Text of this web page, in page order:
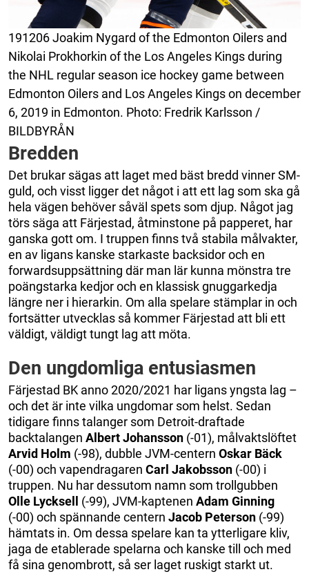
191206 Joakim Nygard of the Edmonton Oilers and
Nikolai Prokhorkin of the Los Angeles Kings during
the NHL regular season ice hockey game between
Edmonton Oilers and Los Angeles Kings on december
6, 2019 in Edmonton. Photo: Fredrik Karlsson /
BILDBYRÅN
Bredden
Det brukar sägas att laget med bäst bredd vinner SM-
guld, och visst ligger det något i att ett lag som ska gå
hela vägen behöver såväl spets som djup. Något jag
törs säga att Färjestad, åtminstone på papperet, har
ganska gott om. I truppen finns två stabila målvakter,
en av ligans kanske starkaste backsidor och en
forwardsuppsättning där man lär kunna mönstra tre
poängstarka kedjor och en klassisk gnuggarkedja
längre ner i hierarkin. Om alla spelare stämplar in och
fortsätter utvecklas så kommer Färjestad att bli ett
väldigt, väldigt tungt lag att möta.
Den ungdomliga entusiasmen
Färjestad BK anno 2020/2021 har ligans yngsta lag –
och det är inte vilka ungdomar som helst. Sedan
tidigare finns talanger som Detroit-draftade
backtalangen AlbertJohansson (-01), målvaktslöftet
Arvid Holm (-98), dubble JVM-centern Oskar Bäck
(-00) och vapendragaren Carl Jakobsson (-00) i
truppen. Nu har dessutom namn som trollgubben
Olle Lycksell (-99), JVM-kaptenen Adam Ginning
(-00) och spännande centern Jacob Peterson (-99)
hämtats in. Om dessa spelare kan ta ytterligare kliv,
jaga de etablerade spelarna och kanske till och med
få sina genombrott, så ser laget ruskigt starkt ut.